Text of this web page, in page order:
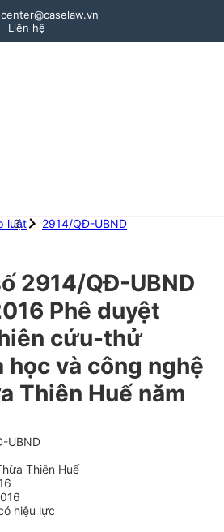
Liên hệ
luật 2914/QĐ-UBND
2914/QĐ-UBND
Phê duyệt
cứu-thử
học và công nghệ
Thiên Huế năm
UBND
Thiên Huế
hiệu lực